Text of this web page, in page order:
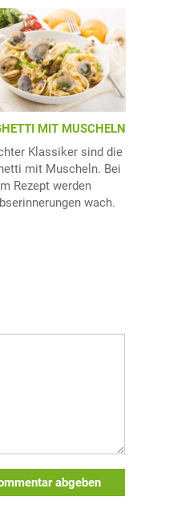
MIT MUSCHELN
Klassiker sind die
mit Muscheln. Bei
Rezept werden
wach.
abgeben